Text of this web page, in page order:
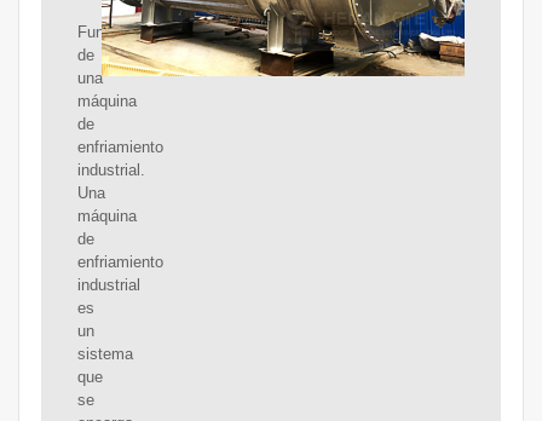
Funcionamiento
de
una
máquina
de
enfriamiento
industrial.
Una
máquina
de
enfriamiento
industrial
es
un
sistema
que
se